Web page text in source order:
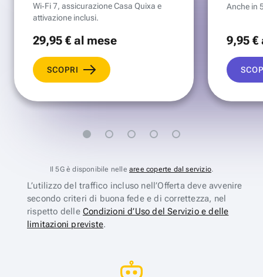
Wi‑Fi 7, assicurazione Casa Quixa e
attivazione inclusi.
29,95 €al mese
SCOPRI
Anche in
9,95 €
Il 5G è disponibile nelle aree coperte dal servizio.
L’utilizzo del traffico incluso nell’Offerta deve avvenire
secondo criteri di buona fede e di correttezza, nel
rispetto delle Condizioni d’Uso del Servizio e delle
limitazioni previste.